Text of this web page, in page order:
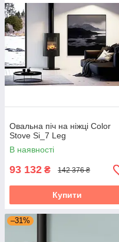
Овальна піч на ніжці Color
Stove Si_7 Leg
В наявності
93 132 ₴ 142 376 ₴
Купити
–31%